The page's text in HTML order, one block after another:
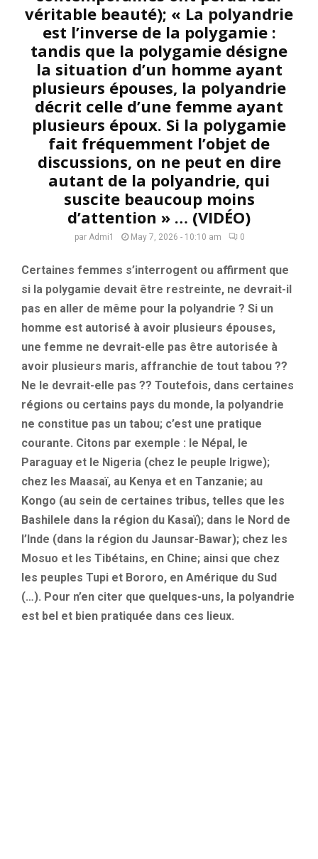
véritable beauté); « La polyandrie
est l’inverse de la polygamie :
tandis que la polygamie désigne
la situation d’un homme ayant
plusieurs épouses, la polyandrie
décrit celle d’une femme ayant
plusieurs époux. Si la polygamie
fait fréquemment l’objet de
discussions, on ne peut en dire
autant de la polyandrie, qui
suscite beaucoup moins
d’attention » … (VIDÉO)
par Admi1 May 7, 2026 - 10:10 am 0
Certaines femmes s’interrogent ou affirment que
si la polygamie devait être restreinte, ne devrait-il
pas en aller de même pour la polyandrie ? Si un
homme est autorisé à avoir plusieurs épouses,
une femme ne devrait-elle pas être autorisée à
avoir plusieurs maris, affranchie de tout tabou ??
Ne le devrait-elle pas ?? Toutefois, dans certaines
régions ou certains pays du monde, la polyandrie
ne constitue pas un tabou; c’est une pratique
courante. Citons par exemple : le Népal, le
Paraguay et le Nigeria (chez le peuple Irigwe);
chez les Maasaï, au Kenya et en Tanzanie; au
Kongo (au sein de certaines tribus, telles que les
Bashilele dans la région du Kasaï); dans le Nord de
l’Inde (dans la région du Jaunsar-Bawar); chez les
Mosuo et les Tibétains, en Chine; ainsi que chez
les peuples Tupi et Bororo, en Amérique du Sud
(…). Pour n’en citer que quelques-uns, la polyandrie
est bel et bien pratiquée dans ces lieux.